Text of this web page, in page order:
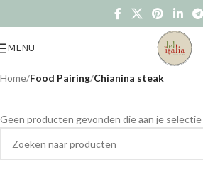
MENU
Home/Food Pairing/Chianina steak
Geen producten gevonden die aan je selectie